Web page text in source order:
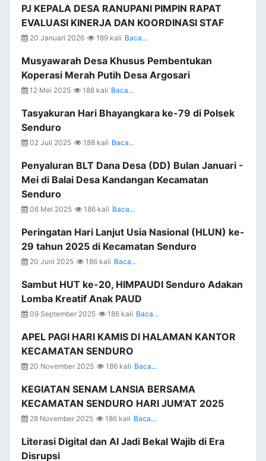
PJ KEPALA DESA RANUPANI PIMPIN RAPAT
EVALUASI KINERJA DAN KOORDINASI STAF
20 Januari 2026 189 kali Baca...
Musyawarah Desa Khusus Pembentukan
Koperasi Merah Putih Desa Argosari
12 Mei 2025 188 kali Baca...
Tasyakuran Hari Bhayangkara ke-79 di Polsek
Senduro
02 Juli 2025 188 kali Baca...
Penyaluran BLT Dana Desa (DD) Bulan Januari -
Mei di Balai Desa Kandangan Kecamatan
Senduro
06 Mei 2025 186 kali Baca...
Peringatan Hari Lanjut Usia Nasional (HLUN) ke-
29 tahun 2025 di Kecamatan Senduro
20 Juni 2025 186 kali Baca...
Sambut HUT ke-20, HIMPAUDI Senduro Adakan
Lomba Kreatif Anak PAUD
09 September 2025 186 kali Baca...
APEL PAGI HARI KAMIS DI HALAMAN KANTOR
KECAMATAN SENDURO
20 November 2025 186 kali Baca...
KEGIATAN SENAM LANSIA BERSAMA
KECAMATAN SENDURO HARI JUM'AT 2025
28 November 2025 186 kali Baca...
Literasi Digital dan AI Jadi Bekal Wajib di Era
Disrupsi